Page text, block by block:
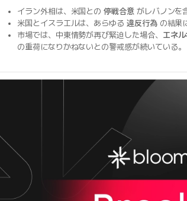
イラン外相は、米国との停戦合意がレバノンを
米国とイスラエルは、あらゆる 違反行為の結果
市場では、中東情勢が再び緊迫した場合、 エネ
の重荷になりかねないとの警戒感が続いている。